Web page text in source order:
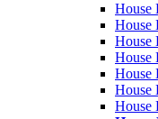
House
House
House
House
House
House
House